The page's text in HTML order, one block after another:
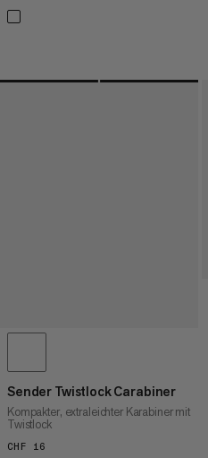
Sender Twistlock Carabiner
Kompakter, extraleichter Karabiner mit
Twistlock
CHF 16